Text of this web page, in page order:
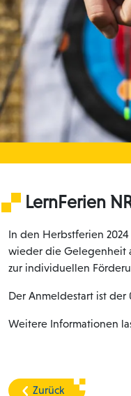
LernFerien
In den Herbstferien
wieder die Gelegenheit
zur individuellen
Der Anmeldestart ist der
Weitere Informationen
Zurück